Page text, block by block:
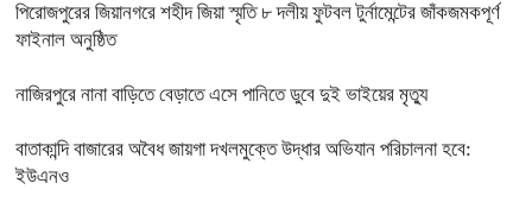
পিরোজপুরের জিয়ানগরে শহীদ জিয়া স্মৃতি ৮ দলীয় ফুটবল টুর্নামেন্টের জাঁকজমকপূর্ণ
ফাইনাল অনুষ্ঠিত
নাজিরপুরে নানা বাড়িতে বেড়াতে এসে পানিতে ডুবে দুই ভাইয়ের মৃত্যু
বাতাকান্দি বাজারের অবৈধ জায়গা দখলমুক্তে উদ্ধার অভিযান পরিচালনা হবে:
ইউএনও